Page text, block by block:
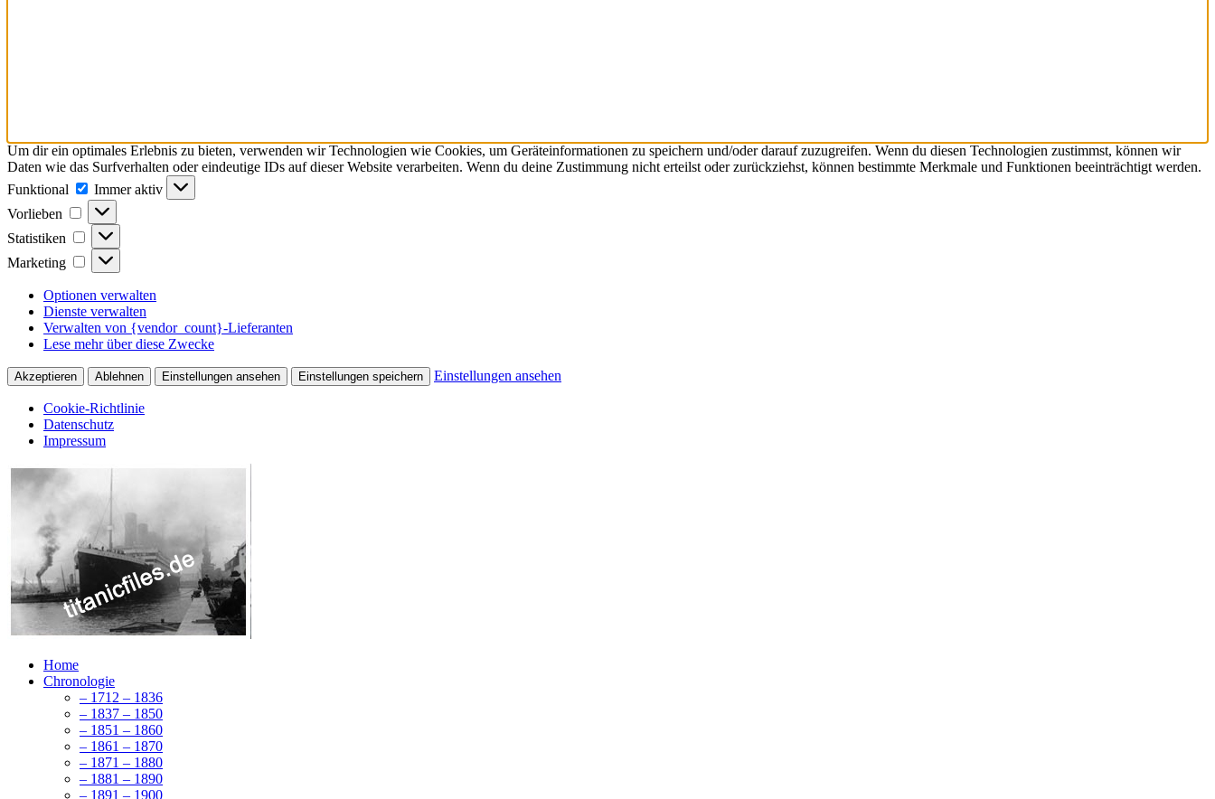
Um dir ein optimales Erlebnis zu bieten, verwenden wir Technologien wie Cookies, um Geräteinformationen zu speichern und/oder darauf zuzugreifen. Wenn du diesen Technologien zustimmst, können wir
Daten wie das Surfverhalten oder eindeutige IDs auf dieser Website verarbeiten. Wenn du deine Zustimmung nicht erteilst oder zurückziehst, können bestimmte Merkmale und Funktionen beeinträchtigt werden.
Funktional
Funktional
Immer aktiv
Vorlieben
Vorlieben
Statistiken Statistiken
Marketing Marketing
Optionen verwalten
Dienste verwalten
Verwalten von {vendor_count}-Lieferanten
Lese mehr über diese Zwecke
Akzeptieren Ablehnen Einstellungen ansehen Einstellungen speichern Einstellungen ansehen
Cookie-Richtlinie
Datenschutz
Impressum
Home
Chronologie
– 1712 – 1836
– 1837 – 1850
– 1851 – 1860
– 1861 – 1870
– 1871 – 1880
– 1881 – 1890
– 1891 – 1900